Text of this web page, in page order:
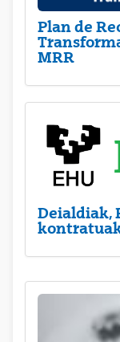
Plan de
MRR
Deialdiak,